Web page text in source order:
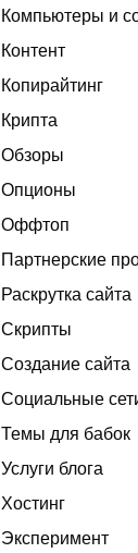
Компьютеры и
Контент
Копирайтинг
Крипта
Обзоры
Опционы
Оффтоп
Партнерские
Раскрутка сайта
Скрипты
Создание сайта
Социальные
Темы для бабок
Услуги блога
Хостинг
Эксперимент